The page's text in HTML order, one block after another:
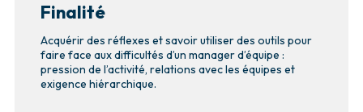
Finalité
Acquérir des réflexes et savoir utiliser des outils pour
faire face aux difficultés d’un manager d’équipe :
pression de l’activité, relations avec les équipes et
exigence hiérarchique.